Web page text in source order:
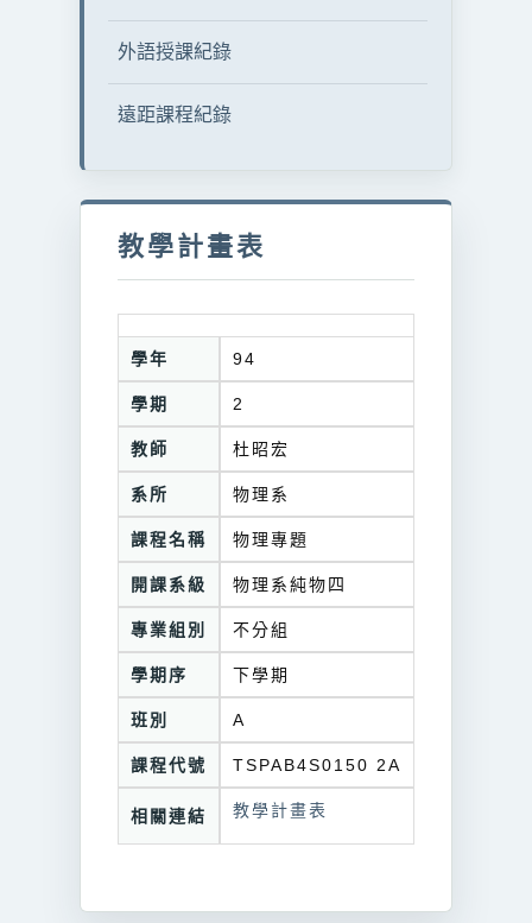
外語授課紀錄
遠距課程紀錄
教學計畫表
學年 94
學期 2
教師 杜昭宏
系所 物理系
課程名稱 物理專題
開課系級 物理系純物四
專業組別 不分組
學期序 下學期
班別 A
課程代號 TSPAB4S0150 2A
相關連結 教學計畫表